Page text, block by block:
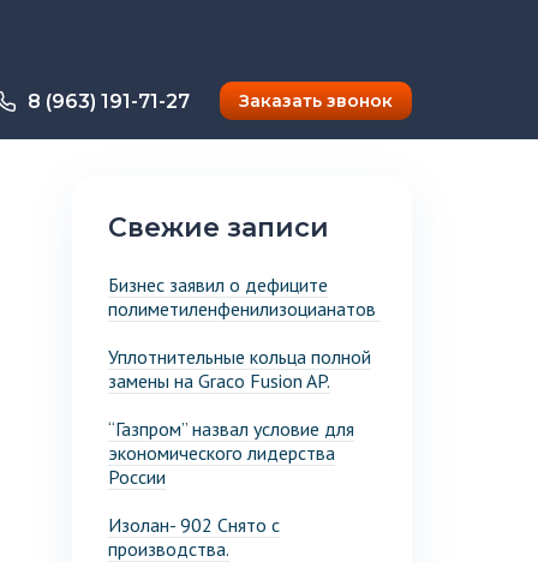
8 (963) 191-71-27 Заказать звонок
Свежие записи
Бизнес заявил о дефиците
полиметиленфенилизоцианатов
Уплотнительные кольца полной
замены на Graco Fusion AP.
“Газпром” назвал условие для
экономического лидерства
России
Изолан- 902 Снято с
производства.